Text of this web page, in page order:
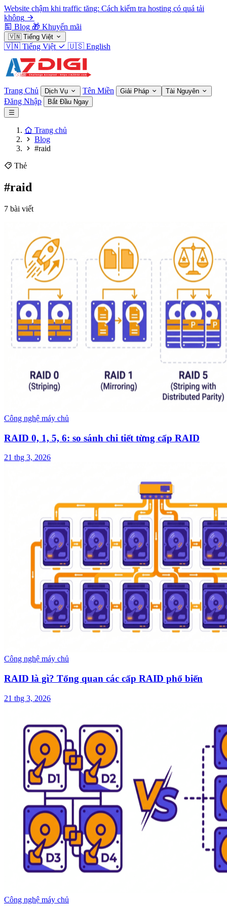
Website chậm khi traffic tăng: Cách kiểm tra hosting có quá tải
không
Blog 🎁 Khuyến mãi
🇻🇳 Tiếng Việt
🇻🇳 Tiếng Việt 🇺🇸 English
Trang Chủ Dịch Vụ Tên Miền Giải Pháp Tài Nguyên
Đăng Nhập Bắt Đầu Ngay
Trang chủ
Blog
#raid
Thẻ
#raid
7 bài viết
Công nghệ máy chủ
RAID 0, 1, 5, 6: so sánh chi tiết từng cấp RAID
21 thg 3, 2026
Công nghệ máy chủ
RAID là gì? Tổng quan các cấp RAID phổ biến
21 thg 3, 2026
Công nghệ máy chủ